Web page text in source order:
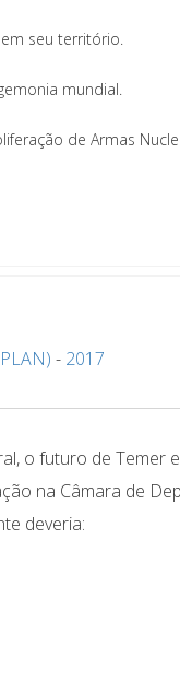
seu território.
mundial.
de Armas
- 2017
o futuro de Temer
na Câmara de
deveria: